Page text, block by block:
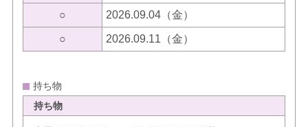
○ 2026.09.04（金）
○ 2026.09.11（金）
持ち物
持ち物